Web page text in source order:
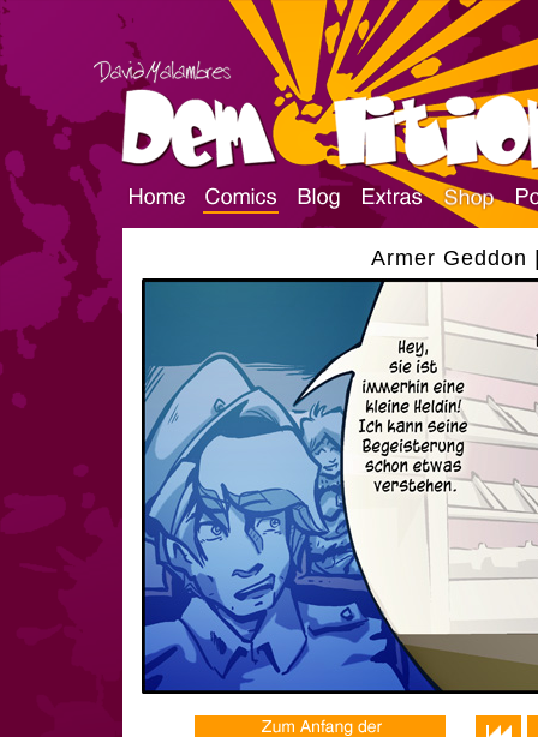
Armer Geddon